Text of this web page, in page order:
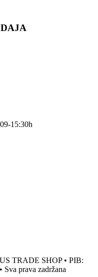
15:30h
TRADE SHOP • PIB:
Sva prava zadržana